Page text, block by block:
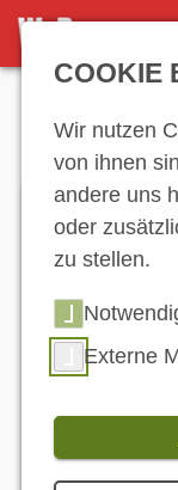
(re.) und einer
COOKIE
Wir nutzen
von ihnen
andere uns
oder
zu stellen.
Externe